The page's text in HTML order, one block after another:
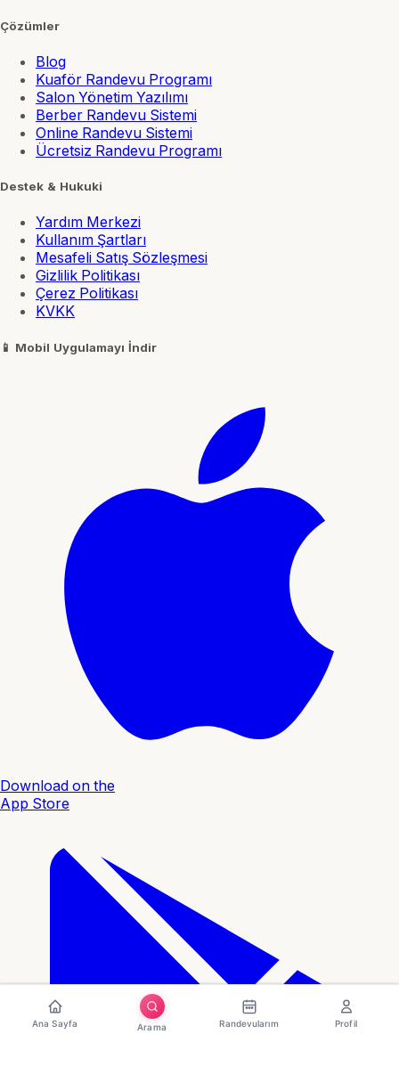
Çözümler
Blog
Kuaför Randevu Programı
Salon Yönetim Yazılımı
Berber Randevu Sistemi
Online Randevu Sistemi
Ücretsiz Randevu Programı
Destek & Hukuki
Yardım Merkezi
Kullanım Şartları
Mesafeli Satış Sözleşmesi
Gizlilik Politikası
Çerez Politikası
KVKK
📱 Mobil Uygulamayı İndir
Download on the
App Store
Ana Sayfa Arama Randevularım Profil